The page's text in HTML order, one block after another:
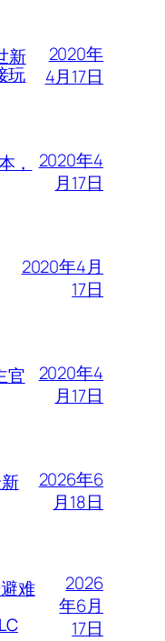
新
玩
2020年
4月17日
，
2020年4
月17日
2020年4月
17日
官
2020年4
月17日
2026年6
月18日
难
2026
年6月
17日